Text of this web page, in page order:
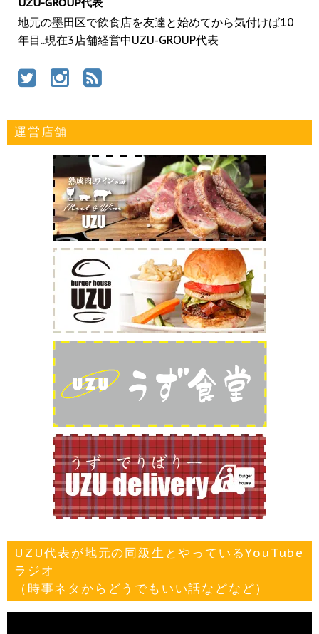
地元の墨田区で飲食店を友達と始めてから気付けば10
年目..現在3店舗経営中UZU-GROUP代表
運営店舗
UZU代表が地元の同級生とやっているYouTube
ラジオ
（時事ネタからどうでもいい話などなど）